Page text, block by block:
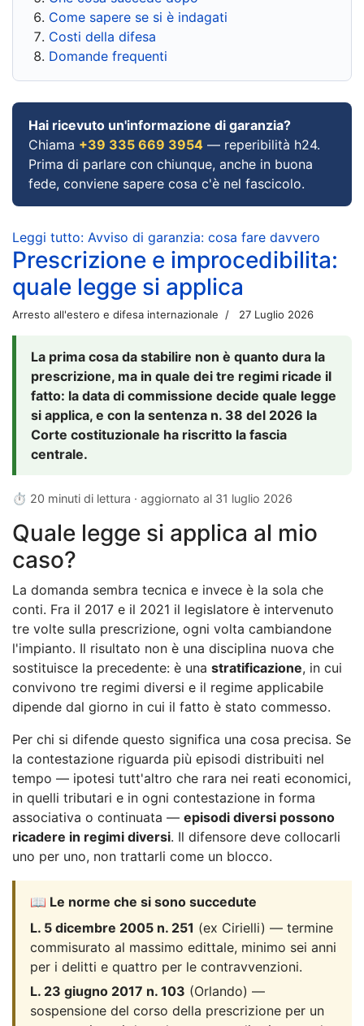
Come sapere se si è indagati
Costi della difesa
Domande frequenti
Hai ricevuto un'informazione di garanzia?
Chiama +39 335 669 3954 — reperibilità h24.
Prima di parlare con chiunque, anche in buona
fede, conviene sapere cosa c'è nel fascicolo.
Leggi tutto: Avviso di garanzia: cosa fare davvero
Prescrizione e improcedibilita:
quale legge si applica
Arresto all'estero e difesa internazionale 27 Luglio 2026
La prima cosa da stabilire non è quanto dura la
prescrizione, ma in quale dei tre regimi ricade il
fatto: la data di commissione decide quale legge
si applica, e con la sentenza n. 38 del 2026 la
Corte costituzionale ha riscritto la fascia
centrale.
⏱ 20 minuti di lettura · aggiornato al 31 luglio 2026
Quale legge si applica al mio
caso?
La domanda sembra tecnica e invece è la sola che
conti. Fra il 2017 e il 2021 il legislatore è intervenuto
tre volte sulla prescrizione, ogni volta cambiandone
l'impianto. Il risultato non è una disciplina nuova che
sostituisce la precedente: è una stratificazione, in cui
convivono tre regimi diversi e il regime applicabile
dipende dal giorno in cui il fatto è stato commesso.
Per chi si difende questo significa una cosa precisa. Se
la contestazione riguarda più episodi distribuiti nel
tempo — ipotesi tutt'altro che rara nei reati economici,
in quelli tributari e in ogni contestazione in forma
associativa o continuata — episodi diversi possono
ricadere in regimi diversi. Il difensore deve collocarli
uno per uno, non trattarli come un blocco.
📖 Le norme che si sono succedute
L. 5 dicembre 2005 n. 251 (ex Cirielli) — termine
commisurato al massimo edittale, minimo sei anni
per i delitti e quattro per le contravvenzioni.
L. 23 giugno 2017 n. 103 (Orlando) —
sospensione del corso della prescrizione per un